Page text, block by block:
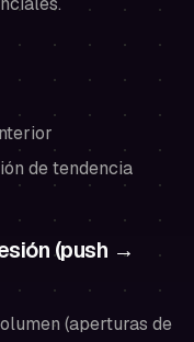
de tendencia
(push →
(aperturas de